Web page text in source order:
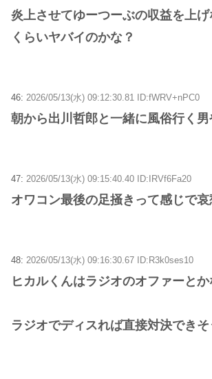
炎上させてゆーつーぶの収益を上
くらいヤバイのかな？
46: 2026/05/13(水) 09:12:30.81 ID:fWRV+nPC0
朝から出川哲郎と一緒に風俗行く男
47: 2026/05/13(水) 09:15:40.40 ID:IRVf6Fa20
オワコン最後の足掻きって感じで
48: 2026/05/13(水) 09:16:30.67 ID:R3k0ses10
ヒカルくんはラジオのオファーと
ラジオでディスれば直接対決でき